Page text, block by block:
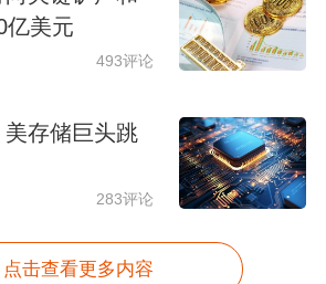
亿美元
493评论
存储巨头跳
283评论
点击查看更多内容